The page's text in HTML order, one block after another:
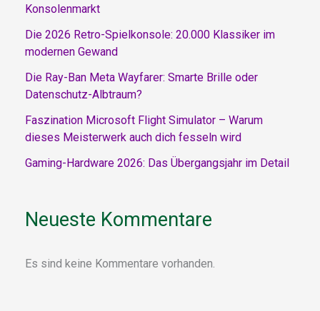
Konsolenmarkt
Die 2026 Retro-Spielkonsole: 20.000 Klassiker im
modernen Gewand
Die Ray-Ban Meta Wayfarer: Smarte Brille oder
Datenschutz-Albtraum?
Faszination Microsoft Flight Simulator – Warum
dieses Meisterwerk auch dich fesseln wird
Gaming-Hardware 2026: Das Übergangsjahr im Detail
Neueste Kommentare
Es sind keine Kommentare vorhanden.